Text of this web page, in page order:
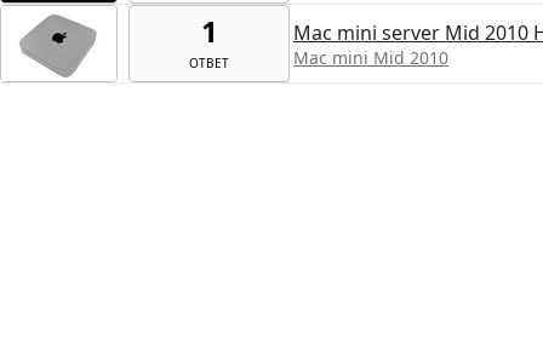
1
ОТВЕТ
Mac mini server Mid 2010
Mac mini Mid 2010